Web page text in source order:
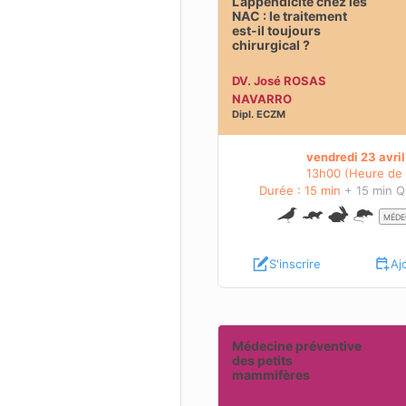
NAC : le traitement
est-il toujours
chirurgical ?
DV. José ROSAS
NAVARRO
Dipl. ECZM
vendredi 23
13h00 (Heure de
Durée : 15 min + 15 min
S'inscrire
OBJECTIFS PÉDAGOGIQUES
BIENTÔT DISPONIBLES
En savoir plus sur cette
Médecine préventive
des petits
mammifères